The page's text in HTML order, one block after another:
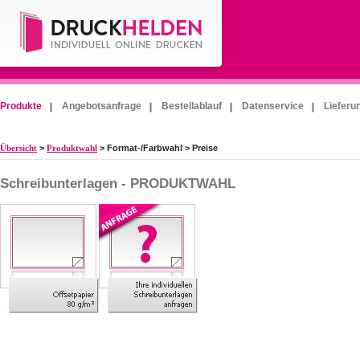
Produkte Angebotsanfrage Bestellablauf Datenservice
Übersicht > Produktwahl > Format-/Farbwahl > Preise
Schreibunterlagen - PRODUKTWAHL